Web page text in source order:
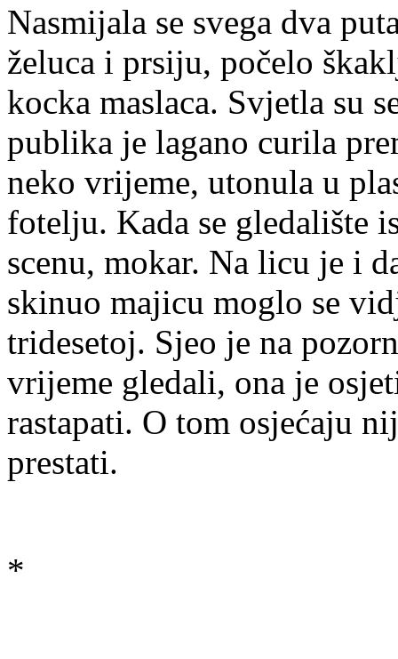
Nasmijala se svega dva
želuca i prsiju, počelo
kocka maslaca. Svjetla su
publika je lagano curila
neko vrijeme, utonula u
fotelju. Kada se gledalište
scenu, mokar. Na licu je i
skinuo majicu moglo se
tridesetoj. Sjeo je na
vrijeme gledali, ona je
rastapati. O tom osjećaju
prestati.
*